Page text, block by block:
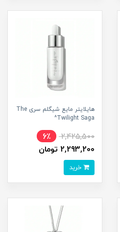
هایلایتر مایع شیگلم سری The
Twilight Saga^
2,425,500
6٪
2,293,200 تومان